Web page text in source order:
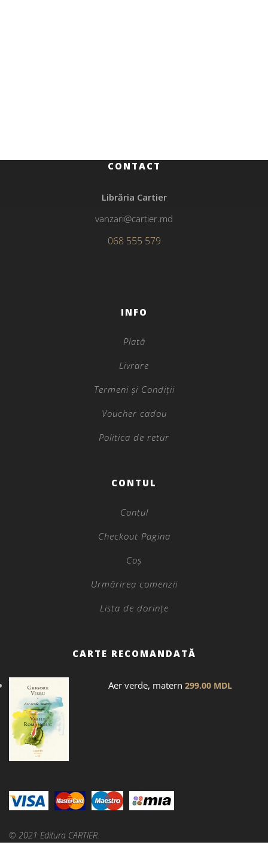
CONTACT
Librăria Cartier
vanzari@cartier.md
068 555 579
INFO
Plată
Livrare
Termeni și Condiții
Voucher cadou
Politica de retur
CONTUL
Contul
Checkout Pagina
Coș
Urmărirea comenzii
Lista de dorințe
CARTE RECOMANDATĂ
Aer verde, matern 299.00 MDL
© 2021 Editura CARTIER.